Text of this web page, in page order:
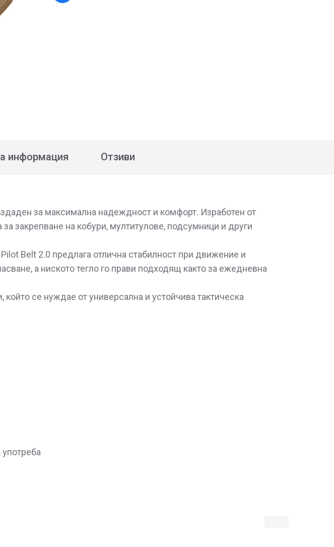
информация Отзиви
за максимална надеждност и комфорт. Изработен от
закрепване на кобури, мултитулове, подсумници и други
Belt 2.0 предлага отлична стабилност при движение и
а ниското тегло го прави подходящ както за ежедневна
се нуждае от универсална и устойчива тактическа